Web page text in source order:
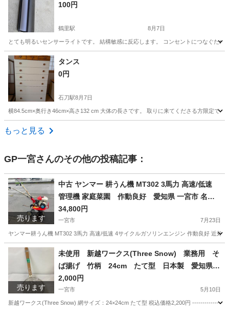
100円
鶴里駅 8月7日
とても明るいセンサーライトです。 結構敏感に反応します。 コンセントにつなぐた
愛知 名古屋市 タンス
0円
石刀駅8月7日
横84.5cm×奥行き46cm×高さ132 cm 大体の長さです。 取りに来てくださる方限定で、
愛知 一宮市
もっと見る
GP一宮さんのその他の投稿記事：
売ります
中古 ヤンマー 耕うん機 MT302 3馬力 高速/低速
管理機 家庭菜園 作動良好 愛知県 一宮市 名古
屋 稲沢 江南 岩倉 岐阜 羽島 各務ヶ原 三重 愛知 グ
ッドプライス一宮
34,800円
一宮市 7月23日
ヤンマー耕うん機 MT302 3馬力 高速/低速 4サイクルガソリンエンジン 作動良好 近
愛知 一宮市 その他 耕うん機
売ります
未使用 新越ワークス(Three Snow) 業務用 そ
ば揚げ 竹柄 24cm たて型 日本製 愛知県
一宮市 名古屋 稲沢 江南 岩倉 岐阜 羽島 各務ヶ原
三重 愛知 グッドプライス一宮
2,000円
一宮市 5月10日
新越ワークス(Three Snow) 網サイズ：24×24cm たて型 税込価格2,200円